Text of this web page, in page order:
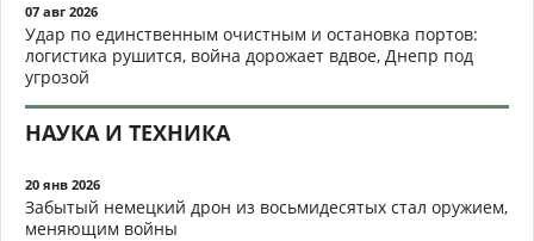
07 авг 2026
Удар по единственным очистным и остановка портов:
логистика рушится, война дорожает вдвое, Днепр под
угрозой
НАУКА И ТЕХНИКА
20 янв 2026
Забытый немецкий дрон из восьмидесятых стал оружием,
меняющим войны